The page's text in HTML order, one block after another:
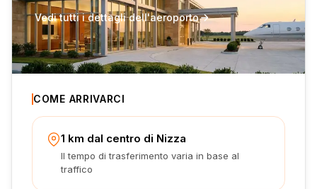
Vedi tutti i dettagli dell'aeroporto
COME ARRIVARCI
1 km dal centro di Nizza
Il tempo di trasferimento varia in base al
traffico